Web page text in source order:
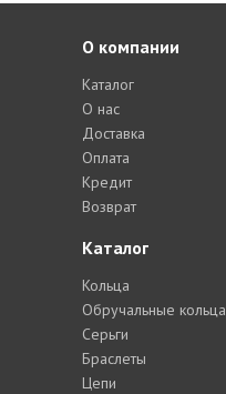
Каталог
Кольца
Обручальные кольца
Серьги
Браслеты
Цепи
О компании
Каталог
О нас
Доставка
Оплата
Кредит
Возврат